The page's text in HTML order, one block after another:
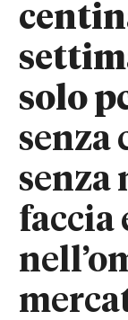
solo
senza
senza
faccia